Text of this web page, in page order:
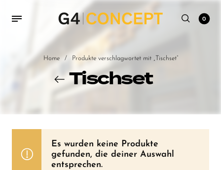
0
Home / Produkte verschlagwortet mit „Tischset“
Tischset
Es wurden keine Produkte
gefunden, die deiner Auswahl
entsprechen.